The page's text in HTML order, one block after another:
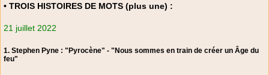
• TROIS HISTOIRES DE MOTS (plus une) :
21 juillet 2022
1. Stephen Pyne : "Pyrocène" - "Nous sommes en train de créer un Âge du
feu"